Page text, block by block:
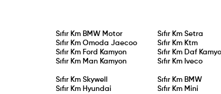
Sıfır Km BMW Motor Sıfır KmSetra
Sıfır KmOmoda Jaecoo Sıfır Km Ktm
Sıfır Km Ford Kamyon Sıfır Km Daf
Sıfır Km Man Kamyon Sıfır Km Iveco
Sıfır KmSkywell Sıfır Km BMW
Sıfır Km Hyundai Sıfır Km Mini